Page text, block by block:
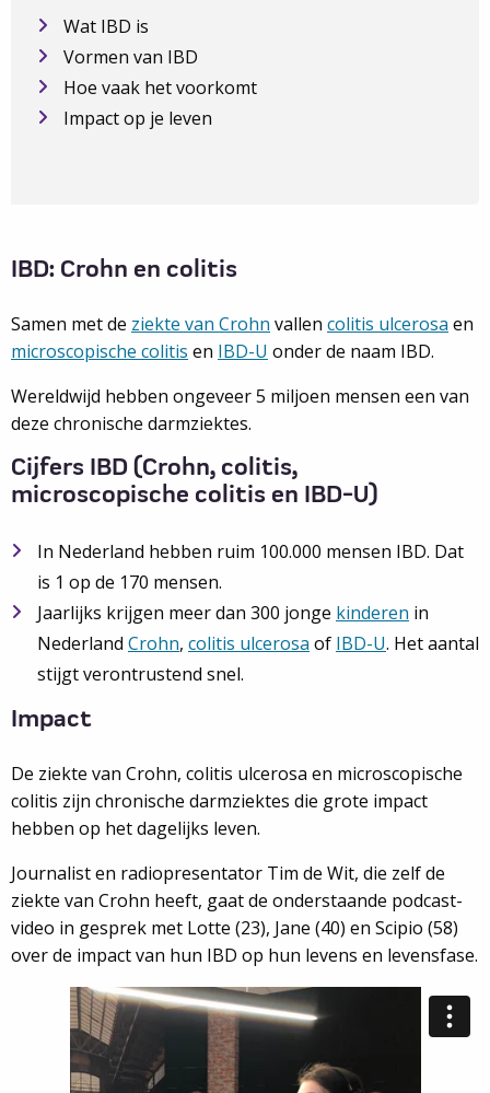
Wat IBD is
Vormen van IBD
Hoe vaak het voorkomt
Impact op je leven
IBD: Crohn en colitis
Samen met de ziekte van Crohn vallen colitis ulcerosa en
microscopische colitis en IBD-U onder de naam IBD.
Wereldwijd hebben ongeveer 5 miljoen mensen een van
deze chronische darmziektes.
Cijfers IBD (Crohn, colitis,
microscopische colitis en IBD-U)
In Nederland hebben ruim 100.000 mensen IBD. Dat
is 1 op de 170 mensen.
Jaarlijks krijgen meer dan 300 jonge kinderen in
Nederland Crohn, colitis ulcerosa of IBD-U. Het aantal
stijgt verontrustend snel.
Impact
De ziekte van Crohn, colitis ulcerosa en microscopische
colitis zijn chronische darmziektes die grote impact
hebben op het dagelijks leven.
Journalist en radiopresentator Tim de Wit, die zelf de
ziekte van Crohn heeft, gaat de onderstaande podcast-
video in gesprek met Lotte (23), Jane (40) en Scipio (58)
over de impact van hun IBD op hun levens en levensfase.